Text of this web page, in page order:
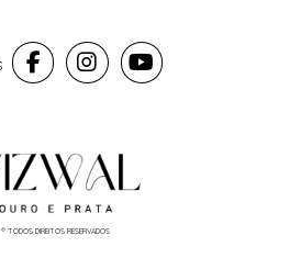
® TODOS DIREITOS RESERVADOS